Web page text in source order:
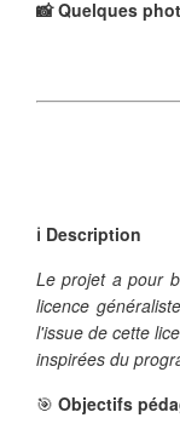
📸 Quelques
ℹ️ Description
Le projet a pour
licence
l'issue de cette
inspirées du
🎯 Objectifs